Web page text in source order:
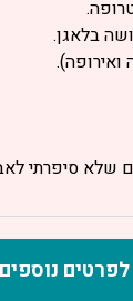
בלאגן.
שלא סיפרתי
לפרטים נוספים